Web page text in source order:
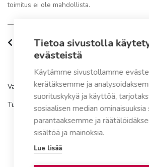
toimitus ei ole mahdollista.
Tuotteen kuvaus
Varaosa Pikakompostori 220eco
Tuotenumero:
40580048
Tietoa sivustolla
evästeistä
Käytämme sivustollamme
kerätäksemme ja
suorituskykyä ja käyttöä,
sosiaalisen median ominaisuuksia
parantaaksemme ja
sisältöä ja mainoksia.
Lue lisää